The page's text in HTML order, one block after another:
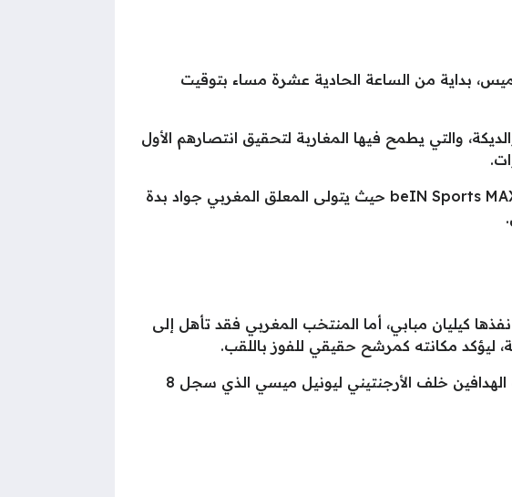
بداية من الساعة الحادية عشرة مساء بتوقيت
والتي يطمح فيها المغاربة لتحقيق انتصارهم الأول
وسيتم نقل المباراة مباشرة على قناتي بي إن سبورتس بتعليقين مختلفين، وذلك على beIN Sports MAX 1 حيث يتولى المعلق المغربي جواد بدة
إذ فازت عليها 1-صفر بفضل ركلة جزاء نفذها كيليان مبابي، أما المنتخب المغربي فقد تأهل إلى
ليؤكد مكانته كمرشح حقيقي للفوز باللقب.
وسجل قائد المنتخب الفرنسي 7 أهداف حتى الآن في البطولة ليحتل المركز الثاني بقائمة الهدافين خلف الأرجنتيني ليونيل ميسي الذي سجل 8